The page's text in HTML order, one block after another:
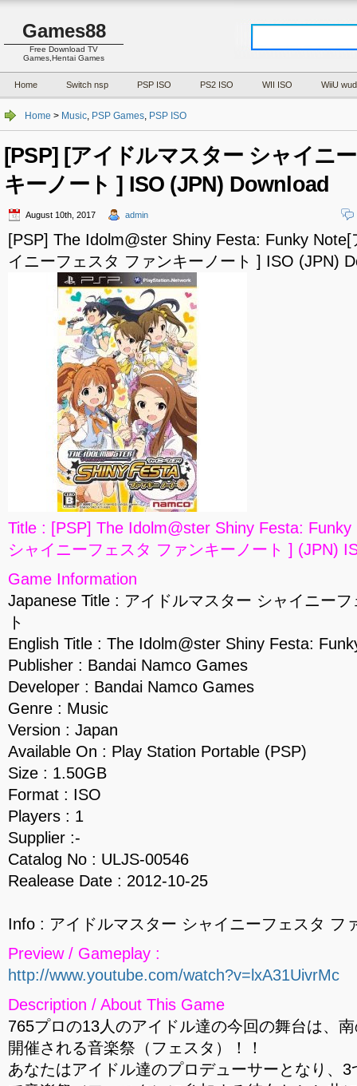
Games88
Free Download TV
Games,Hentai Games
Home Switch nsp PSP ISO PS2 ISO WII ISO WiiU wud
Home > Music, PSP Games, PSP ISO
[PSP] [アイドルマスター シャイニ
キーノート ] ISO (JPN) Download
August 10th, 2017 admin
[PSP] The Idolm@ster Shiny Festa: Funky
イニーフェスタ ファンキーノート ] ISO (JPN)
Title : [PSP] The Idolm@ster Shiny Festa:
シャイニーフェスタ ファンキーノート ] (JPN)
Game Information
Japanese Title : アイドルマスター シャイニー
ト
English Title : The Idolm@ster Shiny Festa:
Publisher : Bandai Namco Games
Developer : Bandai Namco Games
Genre : Music
Version : Japan
Available On : Play Station Portable (PSP)
Size : 1.50GB
Format : ISO
Players : 1
Supplier :-
Catalog No : ULJS-00546
Realease Date : 2012-10-25
Info : アイドルマスター シャイニーフェスタ フ
Preview / Gameplay :
http://www.youtube.com/watch?v=lxA31UivrMc
Description / About This Game
765プロの13人のアイドル達の今回の舞台は、
開催される音楽祭（フェスタ）！！
あなたはアイドル達のプロデューサーとなり、